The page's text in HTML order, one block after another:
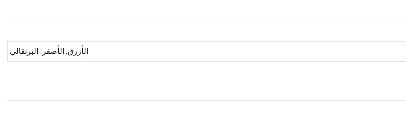
الأزرق, الأصفر, البرتقالي